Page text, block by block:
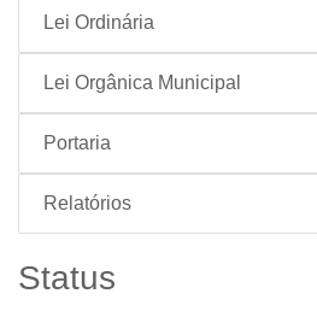
Lei Ordinária
Lei Orgânica Municipal
Portaria
Relatórios
Status